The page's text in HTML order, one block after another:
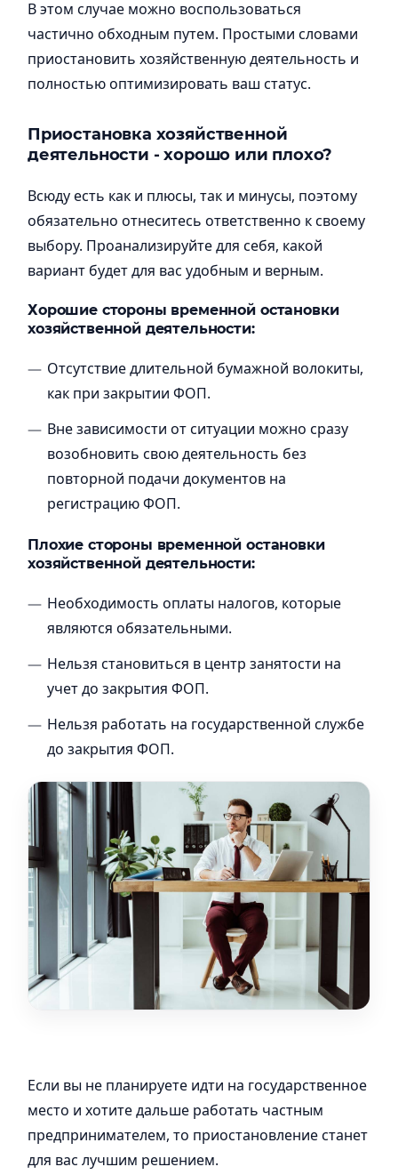
В этом случае можно воспользоваться
частично обходным путем. Простыми словами
приостановить хозяйственную деятельность и
полностью оптимизировать ваш статус.
Приостановка хозяйственной
деятельности - хорошо или плохо?
Всюду есть как и плюсы, так и минусы, поэтому
обязательно отнеситесь ответственно к своему
выбору. Проанализируйте для себя, какой
вариант будет для вас удобным и верным.
Хорошие стороны временной остановки
хозяйственной деятельности:
Отсутствие длительной бумажной волокиты,
как при закрытии ФОП.
Вне зависимости от ситуации можно сразу
возобновить свою деятельность без
повторной подачи документов на
регистрацию ФОП.
Плохие стороны временной остановки
хозяйственной деятельности:
Необходимость оплаты налогов, которые
являются обязательными.
Нельзя становиться в центр занятости на
учет до закрытия ФОП.
Нельзя работать на государственной службе
до закрытия ФОП.
Если вы не планируете идти на государственное
место и хотите дальше работать частным
предпринимателем, то приостановление станет
для вас лучшим решением.